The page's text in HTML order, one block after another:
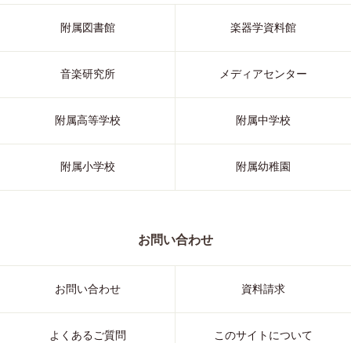
附属図書館 楽器学資料館
音楽研究所 メディアセンター
附属高等学校 附属中学校
附属小学校 附属幼稚園
お問い合わせ
お問い合わせ 資料請求
よくあるご質問 このサイトについて